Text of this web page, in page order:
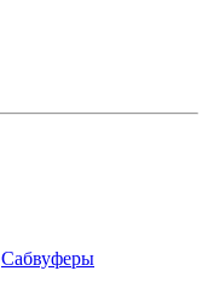
Сабвуферы